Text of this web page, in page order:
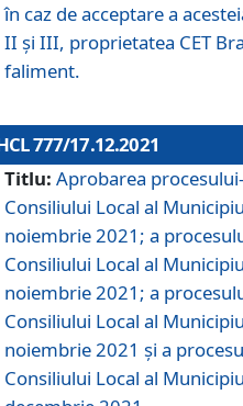
în caz de acceptare a
II și III, proprietatea CET
faliment.
777/17.12.2021
Titlu: Aprobarea
Consiliului Local al
noiembrie 2021; a
Consiliului Local al
noiembrie 2021; a
Consiliului Local al
noiembrie 2021 și a
Consiliului Local al